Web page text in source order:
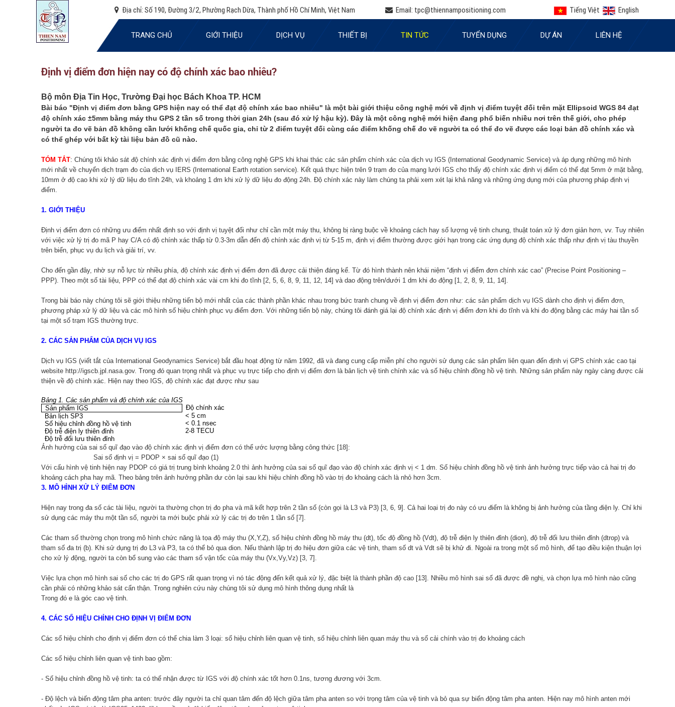
Địa chỉ: Số 190, Đường 3/2, Phường Rạch Dừa, Thành phố Hồ Chí Minh, Việt Nam Email: tpc@thiennampositioning.com Tiếng Việt English
TRANG CHỦ GIỚI THIỆU DỊCH VỤ THIẾT BỊ TIN TỨC TUYỂN DỤNG DỰ ÁN LIÊN HỆ
Định vị điểm đơn hiện nay có độ chính xác bao nhiêu?
Bộ môn Địa Tin Học, Trường Đại học Bách Khoa TP. HCM
Bài báo "Định vị điểm đơn bằng GPS hiện nay có thể đạt độ chính xác bao nhiêu" là một bài giới thiệu công nghệ mới về định vị điểm tuyệt đối trên mặt Ellipsoid WGS 84 đạt
độ chính xác ±5mm bằng máy thu GPS 2 tần số trong thời gian 24h (sau đó xử lý hậu kỳ). Đây là một công nghệ mới hiện đang phổ biến nhiều nơi trên thế giới, cho phép
người ta đo vẽ bản đồ không cần lưới khống chế quốc gia, chỉ từ 2 điểm tuyệt đối cùng các điểm khống chế đo vẽ người ta có thể đo vẽ được các loại bản đồ chính xác và
có thể ghép với bất kỳ tài liệu bản đồ cũ nào.
TÓM TẮT: Chúng tôi khảo sát độ chính xác định vị điểm đơn bằng công nghệ GPS khi khai thác các sản phẩm chính xác của dịch vụ IGS (International Geodynamic Service) và áp dụng những mô hình
mới nhất về chuyển dịch trạm đo của dịch vụ IERS (International Earth rotation service). Kết quả thực hiện trên 9 trạm đo của mạng lưới IGS cho thấy độ chính xác định vị điểm có thể đạt 5mm ở mặt bằng,
10mm ở độ cao khi xử lý dữ liệu đo tĩnh 24h, và khoảng 1 dm khi xử lý dữ liệu đo động 24h. Độ chính xác này làm chúng ta phải xem xét lại khả năng và những ứng dụng mới của phương pháp định vị
điểm.
1. GIỚI THIỆU
Định vị điểm đơn có những ưu điểm nhất định so với định vị tuyệt đối như chỉ cần một máy thu, không bị ràng buộc về khoảng cách hay số lượng vệ tinh chung, thuật toán xử lý đơn giản hơn, vv. Tuy nhiên
với việc xử lý trị đo mã P hay C/A có độ chính xác thấp từ 0.3-3m dẫn đến độ chính xác định vị từ 5-15 m, định vị điểm thường được giới hạn trong các ứng dụng độ chính xác thấp như định vị tàu thuyền
trên biển, phục vụ du lịch và giải trí, vv.
Cho đến gần đây, nhờ sự nỗ lực từ nhiều phía, độ chính xác định vị điểm đơn đã được cải thiện đáng kể. Từ đó hình thành nên khái niệm “định vị điểm đơn chính xác cao” (Precise Point Positioning –
PPP). Theo một số tài liệu, PPP có thể đạt độ chính xác vài cm khi đo tĩnh [2, 5, 6, 8, 9, 11, 12, 14] và dao động trên/dưới 1 dm khi đo động [1, 2, 8, 9, 11, 14].
Trong bài báo này chúng tôi sẽ giới thiệu những tiến bộ mới nhất của các thành phần khác nhau trong bức tranh chung về định vị điểm đơn như: các sản phẩm dịch vụ IGS dành cho định vị điểm đơn,
phương pháp xử lý dữ liệu và các mô hình số hiệu chỉnh phục vụ điểm đơn. Với những tiến bộ này, chúng tôi đánh giá lại độ chính xác định vị điểm đơn khi đo tĩnh và khi đo động bằng các máy hai tần số
tại một số trạm IGS thường trực.
2. CÁC SẢN PHẨM CỦA DỊCH VỤ IGS
Dịch vụ IGS (viết tắt của International Geodynamics Service) bắt đầu hoạt động từ năm 1992, đã và đang cung cấp miễn phí cho người sử dụng các sản phẩm liên quan đến định vị GPS chính xác cao tại
website http://igscb.jpl.nasa.gov. Trong đó quan trọng nhất và phục vụ trực tiếp cho định vị điểm đơn là bản lịch vệ tinh chính xác và số hiệu chỉnh đồng hồ vệ tinh. Những sản phẩm này ngày càng được cải
thiện về độ chính xác. Hiện nay theo IGS, độ chính xác đạt được như sau
Bảng 1. Các sản phẩm và độ chính xác của IGS
Sản phẩm IGS
Độ chính xác
Bản lịch SP3
Số hiệu chỉnh đồng hồ vệ tinh
Độ trễ điện ly thiên đỉnh
Độ trễ đối lưu thiên đỉnh
< 5 cm
< 0.1 nsec
2-8 TECU
Ảnh hưởng của sai số quĩ đạo vào độ chính xác định vị điểm đơn có thể ước lượng bằng công thức [18]:
Sai số định vị = PDOP × sai số quĩ đạo (1)
Với cấu hình vệ tinh hiện nay PDOP có giá trị trung bình khoảng 2.0 thì ảnh hưởng của sai số quĩ đạo vào độ chính xác định vị < 1 dm. Số hiệu chỉnh đồng hồ vệ tinh ảnh hưởng trực tiếp vào cả hai trị đo
khoảng cách pha hay mã. Theo bảng trên ảnh hưởng phần dư còn lại sau khi hiệu chỉnh đồng hồ vào trị đo khoảng cách là nhỏ hơn 3cm.
3. MÔ HÌNH XỬ LÝ ĐIỂM ĐƠN
Hiện nay trong đa số các tài liệu, người ta thường chọn trị đo pha và mã kết hợp trên 2 tần số (còn gọi là L3 và P3) [3, 6, 9]. Cả hai loại trị đo này có ưu điểm là không bị ảnh hưởng của tầng điện ly. Chỉ khi
sử dụng các máy thu một tần số, người ta mới buộc phải xử lý các trị đo trên 1 tần số [7].
Các tham số thường chọn trong mô hình chức năng là tọa độ máy thu (X,Y,Z), số hiệu chỉnh đồng hồ máy thu (dt), tốc độ đồng hồ (Vdt), độ trễ điện ly thiên đỉnh (dion), độ trễ đối lưu thiên đỉnh (dtrop) và
tham số đa trị (b). Khi sử dụng trị đo L3 và P3, ta có thể bỏ qua dion. Nếu thành lập trị đo hiệu đơn giữa các vệ tinh, tham số dt và Vdt sẽ bị khử đi. Ngoài ra trong một số mô hình, để tạo điều kiện thuận lợi
cho xử lý động, người ta còn bổ sung vào các tham số vận tốc của máy thu (Vx,Vy,Vz) [3, 7].
Việc lựa chọn mô hình sai số cho các trị đo GPS rất quan trọng vì nó tác động đến kết quả xử lý, đặc biệt là thành phần độ cao [13]. Nhiều mô hình sai số đã được đề nghị, và chọn lựa mô hình nào cũng
cần phải có những khảo sát cẩn thận. Trong nghiên cứu này chúng tôi sử dụng mô hình thông dụng nhất là
Trong đó e là góc cao vệ tinh.
4. CÁC SỐ HIỆU CHỈNH CHO ĐỊNH VỊ ĐIỂM ĐƠN
Các số hiệu chỉnh cho định vị điểm đơn có thể chia làm 3 loại: số hiệu chỉnh liên quan vệ tinh, số hiệu chỉnh liên quan máy thu và số cải chính vào trị đo khoảng cách
Các số hiệu chỉnh liên quan vệ tinh bao gồm:
- Số hiệu chỉnh đồng hồ vệ tinh: ta có thể nhận được từ IGS với độ chính xác tốt hơn 0.1ns, tương đương với 3cm.
- Độ lệch và biến động tâm pha anten: trước đây người ta chỉ quan tâm đến độ lệch giữa tâm pha anten so với trọng tâm của vệ tinh và bỏ qua sự biến động tâm pha anten. Hiện nay mô hình anten mới